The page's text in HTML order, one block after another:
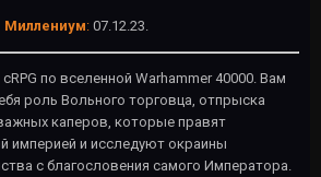
Миллениум: 07.12.23.
по вселенной Warhammer 40000. Вам
роль Вольного торговца, отпрыска
каперов, которые правят
империей и исследуют окраины
с благословения самого Императора.